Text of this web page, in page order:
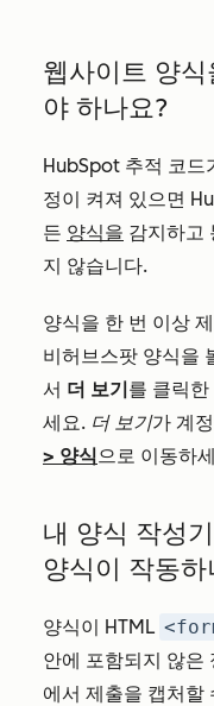
웹사이트 양
야 하나요?
HubSpot 추적 코드
정이 켜져 있으면
든 양식을 감지하고
지 않습니다.
양식을 한 번 이상
비허브스팟 양식을
서 더 보기를 클릭한
세요. 더 보기가 계
> 양식으로 이동하
내 양식 작성
양식이 작동하
양식이 HTML
안에 포함되지 않은
에서 제출을 캡처할